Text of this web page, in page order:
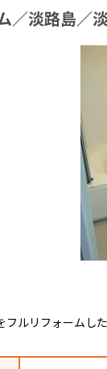
／淡路島／
ルリフォームし